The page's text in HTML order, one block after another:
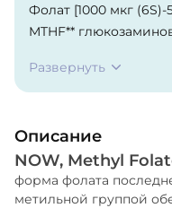
Фолат [1000 мкг (6S)-
MTHF**
диоксид кремния.
Развернуть
Описание
NOW, Methyl
форма фолата
метильной группой